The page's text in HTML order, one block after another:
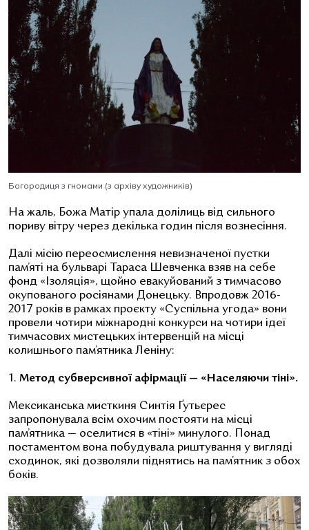
Богородиця з гномами (з архіву художників)
На жаль, Божа Матір упала долілиць від сильного
пориву вітру через декілька годин після вознесіння.
Далі місію переосмислення невизначеної пустки
пам’яті на бульварі Тараса Шевченка взяв на себе
фонд «Ізоляція», щойно евакуйований з тимчасово
окупованого росіянами Донецьку. Впродовж 2016-
2017 років в рамках проєкту «Суспільна угода» вони
провели чотири міжнародні конкурси на чотири ідеї
тимчасових мистецьких інтервенцій на місці
колишнього пам’ятника Леніну:
1. Метод субверсивної афірмації — «Населяючи тіні».
Мексиканська мисткиня Синтія Ґутьєрес
запропонувала всім охочим постояти на місці
пам’ятника — оселитися в «тіні» минулого. Понад
постаментом вона побудувала риштування у вигляді
сходинок, які дозволяли піднятись на пам’ятник з обох
боків.